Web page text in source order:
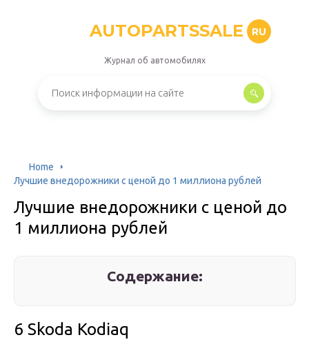
AUTOPARTSSALE RU
Журнал об автомобилях
Home
Лучшие внедорожники с ценой до 1 миллиона рублей
Лучшие внедорожники с ценой до
1 миллиона рублей
Содержание:
6 Skoda Kodiaq